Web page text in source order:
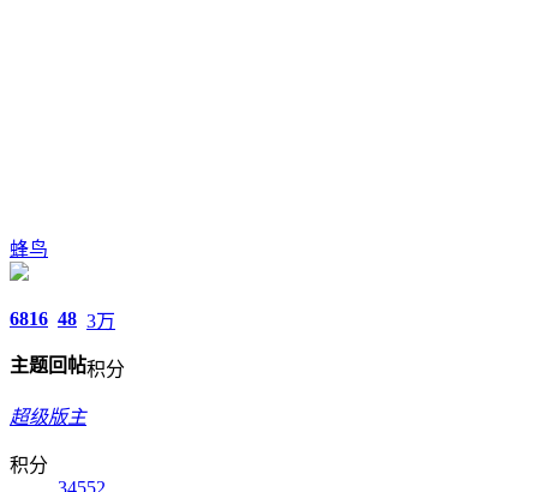
蜂鸟
6816
主题
48
回帖
3万
积分
超级版主
积分
34552